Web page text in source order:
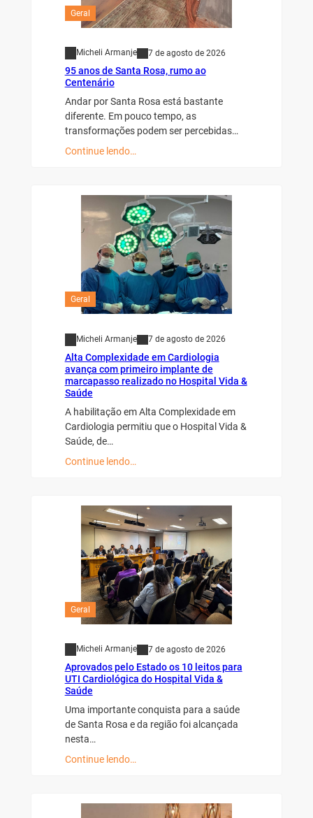
Geral
Micheli Armanje 7 de agosto de 2026
95 anos de Santa Rosa, rumo ao
Centenário
Andar por Santa Rosa está bastante
diferente. Em pouco tempo, as
transformações podem ser percebidas…
Continue lendo…
Geral
Micheli Armanje 7 de agosto de 2026
Alta Complexidade em Cardiologia
avança com primeiro implante de
marcapasso realizado no Hospital Vida &
Saúde
A habilitação em Alta Complexidade em
Cardiologia permitiu que o Hospital Vida &
Saúde, de…
Continue lendo…
Geral
Micheli Armanje 7 de agosto de 2026
Aprovados pelo Estado os 10 leitos para
UTI Cardiológica do Hospital Vida &
Saúde
Uma importante conquista para a saúde
de Santa Rosa e da região foi alcançada
nesta…
Continue lendo…